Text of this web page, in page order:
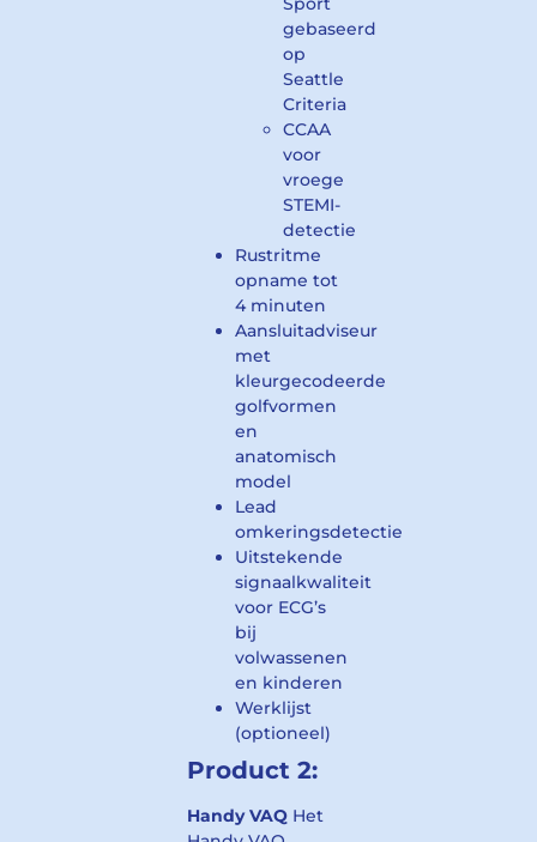
gebaseerd
op
Seattle
Criteria
CCAA
voor
vroege
STEMI-
detectie
Rustritme
opname tot
4 minuten
Aansluitadviseur
met
kleurgecodeerde
golfvormen
en
anatomisch
model
Lead
omkeringsdetectie
Uitstekende
signaalkwaliteit
voor ECG’s
bij
volwassenen
en kinderen
Werklijst
(optioneel)
Product 2:
Handy VAQ Het